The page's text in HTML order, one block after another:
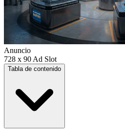
Anuncio
728 x 90 Ad Slot
Tabla de contenido